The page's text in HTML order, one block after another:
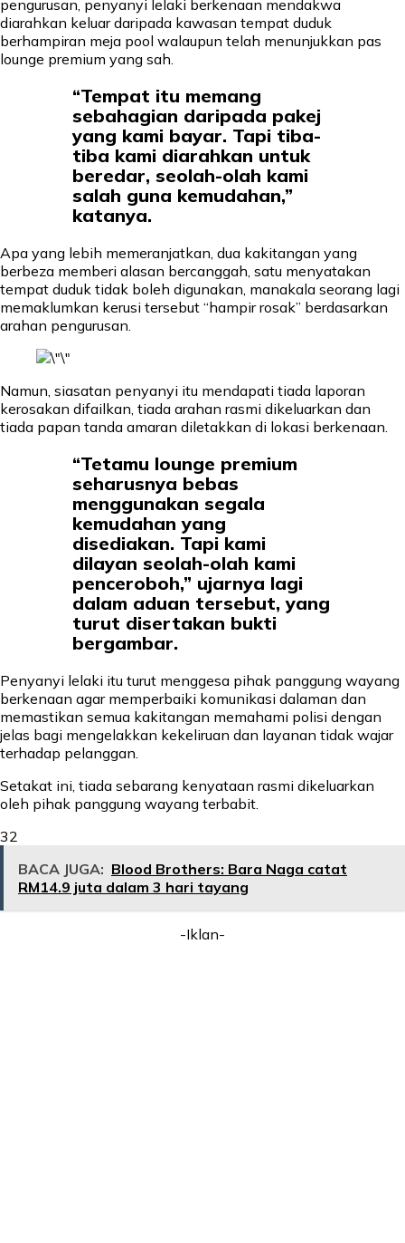
pengurusan, penyanyi lelaki berkenaan mendakwa
diarahkan keluar daripada kawasan tempat duduk
berhampiran meja pool walaupun telah menunjukkan pas
lounge premium yang sah.
“Tempat itu memang
sebahagian daripada pakej
yang kami bayar. Tapi tiba-
tiba kami diarahkan untuk
beredar, seolah-olah kami
salah guna kemudahan,”
katanya.
Apa yang lebih memeranjatkan, dua kakitangan yang
berbeza memberi alasan bercanggah, satu menyatakan
tempat duduk tidak boleh digunakan, manakala seorang lagi
memaklumkan kerusi tersebut “hampir rosak” berdasarkan
arahan pengurusan.
Namun, siasatan penyanyi itu mendapati tiada laporan
kerosakan difailkan, tiada arahan rasmi dikeluarkan dan
tiada papan tanda amaran diletakkan di lokasi berkenaan.
“Tetamu lounge premium
seharusnya bebas
menggunakan segala
kemudahan yang
disediakan. Tapi kami
dilayan seolah-olah kami
penceroboh,” ujarnya lagi
dalam aduan tersebut, yang
turut disertakan bukti
bergambar.
Penyanyi lelaki itu turut menggesa pihak panggung wayang
berkenaan agar memperbaiki komunikasi dalaman dan
memastikan semua kakitangan memahami polisi dengan
jelas bagi mengelakkan kekeliruan dan layanan tidak wajar
terhadap pelanggan.
Setakat ini, tiada sebarang kenyataan rasmi dikeluarkan
oleh pihak panggung wayang terbabit.
32
BACA JUGA: Blood Brothers: Bara Naga catat
RM14.9 juta dalam 3 hari tayang
-Iklan-